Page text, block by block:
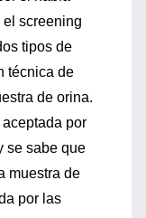
screening
tipos de
técnica de
de orina.
por
se sabe que
muestra de
por las